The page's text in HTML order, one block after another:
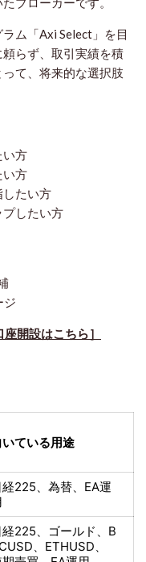
ム「Axi Select」を目
らず、取引実績を積
て、将来的な選択肢
い方
い方
したい方
プしたい方
ジ
開設はこちら］
いている用途
経225、為替、EA運
経225、ゴールド、 B
、ETHUSD、